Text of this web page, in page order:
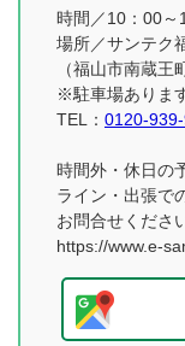
時間／10：00～
場所／サンテク
（福山市南蔵王
※駐車場ありま
TEL： 0120-
時間外・休日の
ライン・出張で
お問合せくださ
https://www.e-